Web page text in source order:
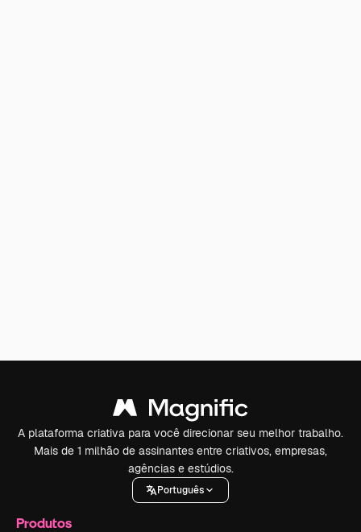
A plataforma criativa para você direcionar seu melhor trabalho.
Mais de 1 milhão de assinantes entre criativos, empresas,
agências e estúdios.
Português
Produtos